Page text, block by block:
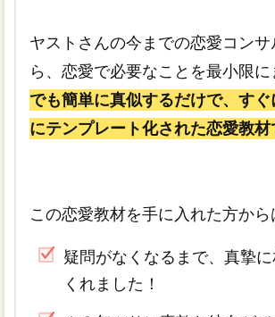
ヤストさんの今までの恋愛コン
ら、恋愛で必要なことを最小限に
でも簡単に真似するだけで、すぐ
にテンプレート化された恋愛教材
この恋愛教材を手に入れた方から
疑問がなくなるまで、真摯
くれました！